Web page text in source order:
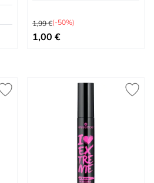
Prezzo predefinito
1,99 €(-50%)
Prezzo speciale
1,00 €